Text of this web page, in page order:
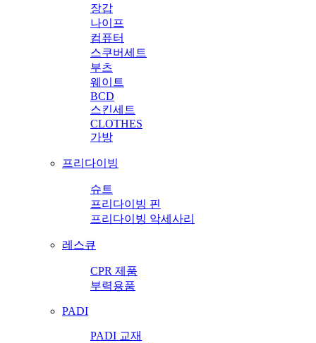
장갑
나이프
컴퓨터
스쿠버세트
부츠
웨이트
BCD
스킨세트
CLOTHES
가방
프리다이빙
슈트
프리다이빙 핀
프리다이빙 악세사리
레스큐
CPR 제품
부력용품
PADI
PADI 교재